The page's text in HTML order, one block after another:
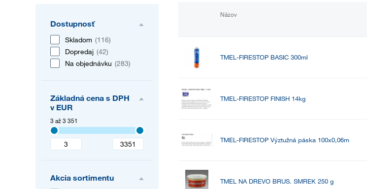
Dostupnosť
Skladom (116)
Dopredaj (42)
Na objednávku (283)
Základná cena s DPH
v EUR
3 až 3 351
Akcia sortimentu
Názov
TMEL-FIRESTOP BASIC 300ml
TMEL-FIRESTOP FINISH 14kg
TMEL-FIRESTOP Výztužná páska 100x0,06m
TMEL NA DREVO BRUS. SMREK 250 g